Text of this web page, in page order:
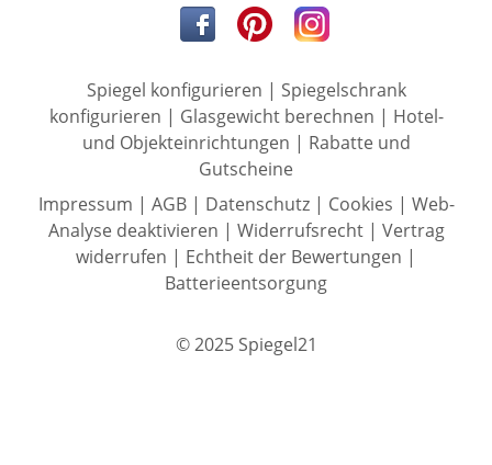
Spiegel konfigurieren | Spiegelschrank
konfigurieren | Glasgewicht berechnen | Hotel-
und Objekteinrichtungen | Rabatte und
Gutscheine
Impressum | AGB| Datenschutz| Cookies | Web-
Analyse deaktivieren | Widerrufsrecht| Vertrag
widerrufen | Echtheit der Bewertungen |
Batterieentsorgung
© 2025 Spiegel21